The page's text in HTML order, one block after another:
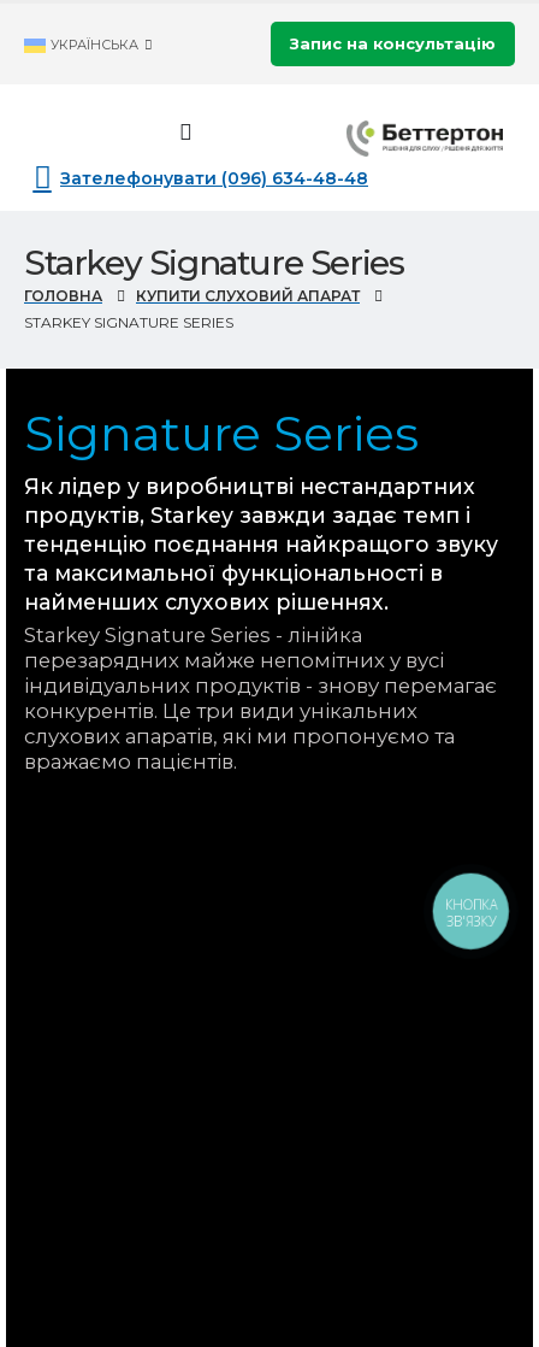
УКРАЇНСЬКА Запис на консультацію
Зателефонувати (096) 634-48-48
Starkey Signature Series
ГОЛОВНА
КУПИТИ СЛУХОВИЙ АПАРАТ
STARKEY SIGNATURE SERIES
Signature Series
Як лідер у виробництві нестандартних
продуктів, Starkey завжди задає темп і
тенденцію поєднання найкращого звуку
та максимальної функціональності в
найменших слухових рішеннях.
Starkey Signature Series - лінійка
перезарядних майже непомітних у вусі
індивідуальних продуктів - знову перемагає
конкурентів. Це три види унікальних
слухових апаратів, які ми пропонуємо та
вражаємо пацієнтів.
КНОПКА
ЗВ'ЯЗКУ